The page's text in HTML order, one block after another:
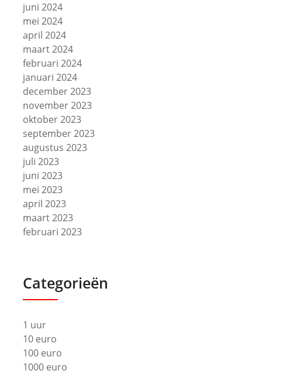
juni 2024
mei 2024
april 2024
maart 2024
februari 2024
januari 2024
december 2023
november 2023
oktober 2023
september 2023
augustus 2023
juli 2023
juni 2023
mei 2023
april 2023
maart 2023
februari 2023
Categorieën
1 uur
10 euro
100 euro
1000 euro